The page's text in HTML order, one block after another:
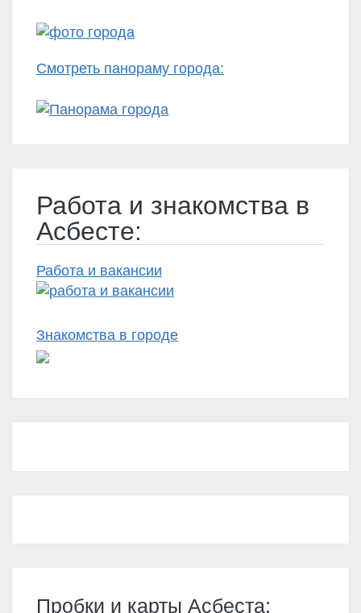
Смотреть панораму города:
Работа и знакомства в
Асбесте:
Работа и вакансии
Знакомства в городе
Пробки и карты Асбеста: